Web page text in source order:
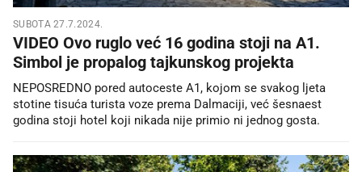
SUBOTA 27.7.2024.
VIDEO Ovo ruglo već 16 godina stoji na A1.
Simbol je propalog tajkunskog projekta
NEPOSREDNO pored autoceste A1, kojom se svakog ljeta
stotine tisuća turista voze prema Dalmaciji, već šesnaest
godina stoji hotel koji nikada nije primio ni jednog gosta.